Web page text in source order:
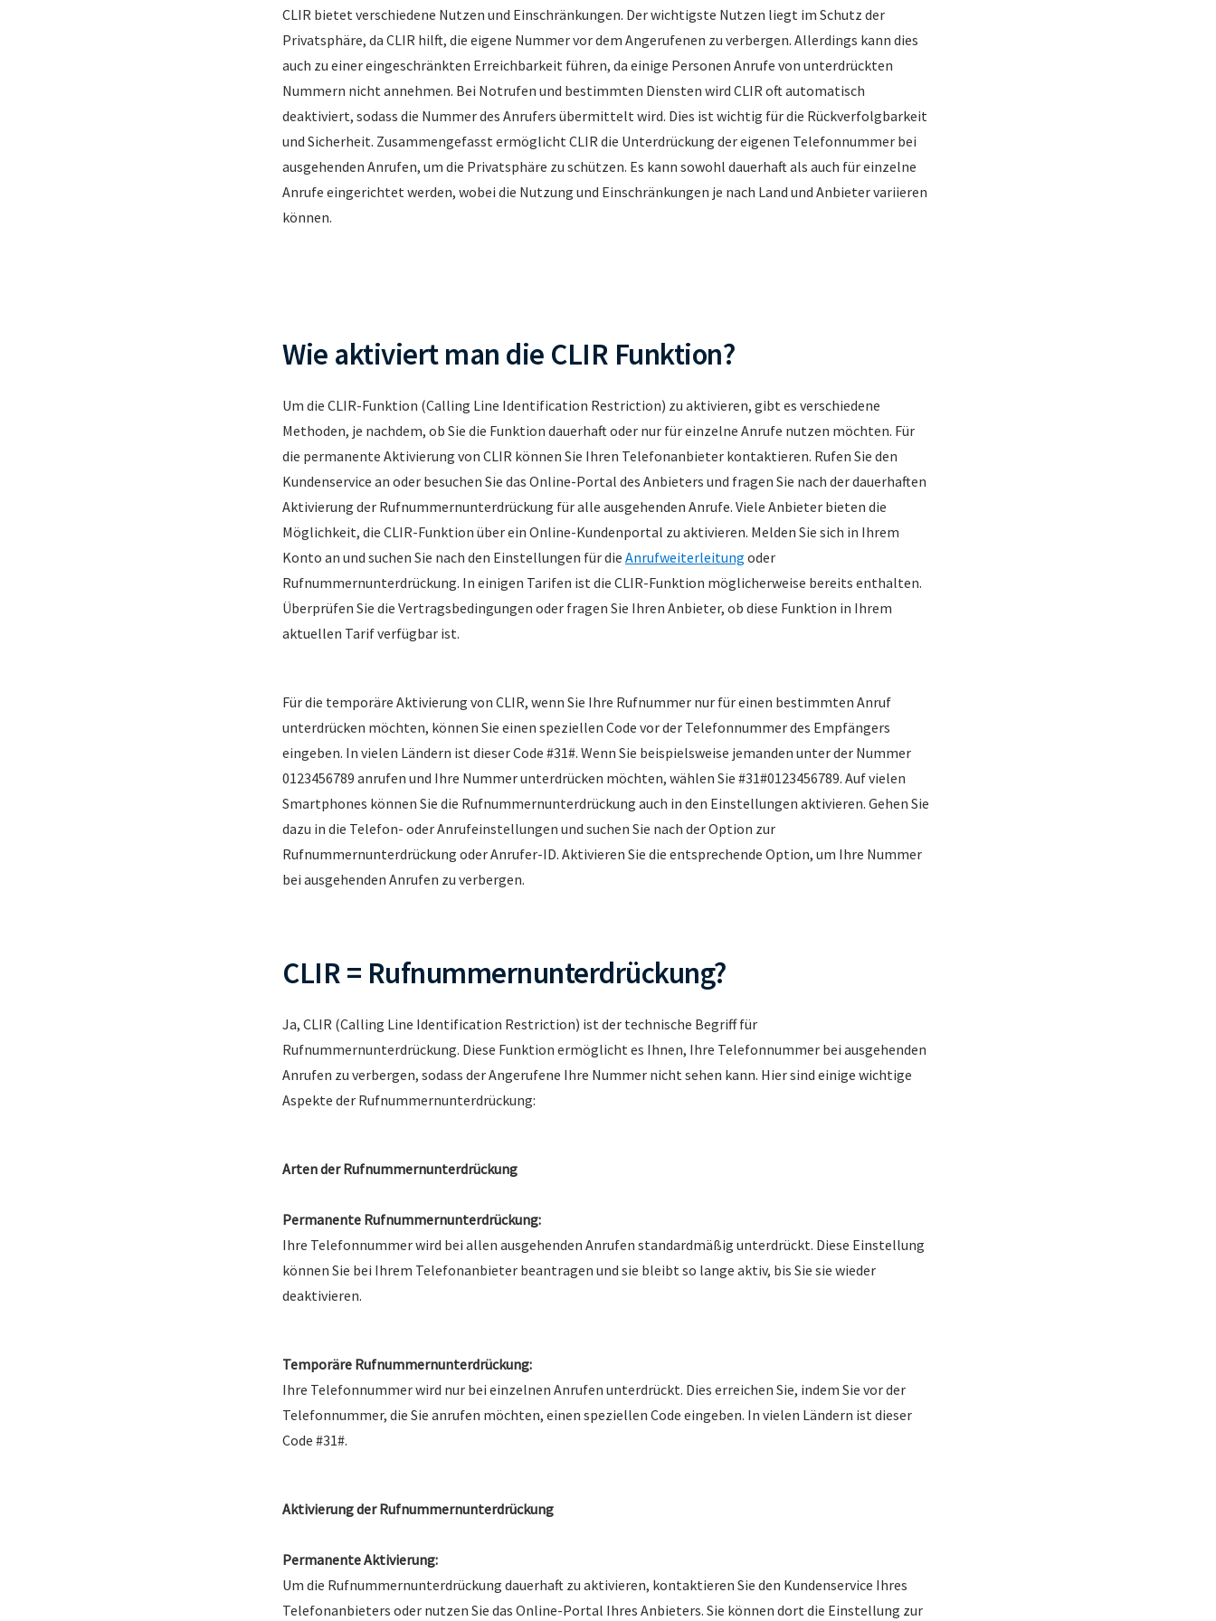
CLIR bietet verschiedene Nutzen und Einschränkungen. Der wichtigste Nutzen liegt im Schutz der
Privatsphäre, da CLIR hilft, die eigene Nummer vor dem Angerufenen zu verbergen. Allerdings kann dies
auch zu einer eingeschränkten Erreichbarkeit führen, da einige Personen Anrufe von unterdrückten
Nummern nicht annehmen. Bei Notrufen und bestimmten Diensten wird CLIR oft automatisch
deaktiviert, sodass die Nummer des Anrufers übermittelt wird. Dies ist wichtig für die Rückverfolgbarkeit
und Sicherheit. Zusammengefasst ermöglicht CLIR die Unterdrückung der eigenen Telefonnummer bei
ausgehenden Anrufen, um die Privatsphäre zu schützen. Es kann sowohl dauerhaft als auch für einzelne
Anrufe eingerichtet werden, wobei die Nutzung und Einschränkungen je nach Land und Anbieter variieren
können.
Wie aktiviert man die CLIR Funktion?
Um die CLIR-Funktion (Calling Line Identification Restriction) zu aktivieren, gibt es verschiedene
Methoden, je nachdem, ob Sie die Funktion dauerhaft oder nur für einzelne Anrufe nutzen möchten. Für
die permanente Aktivierung von CLIR können Sie Ihren Telefonanbieter kontaktieren. Rufen Sie den
Kundenservice an oder besuchen Sie das Online-Portal des Anbieters und fragen Sie nach der dauerhaften
Aktivierung der Rufnummernunterdrückung für alle ausgehenden Anrufe. Viele Anbieter bieten die
Möglichkeit, die CLIR-Funktion über ein Online-Kundenportal zu aktivieren. Melden Sie sich in Ihrem
Konto an und suchen Sie nach den Einstellungen für die Anrufweiterleitung oder
Rufnummernunterdrückung. In einigen Tarifen ist die CLIR-Funktion möglicherweise bereits enthalten.
Überprüfen Sie die Vertragsbedingungen oder fragen Sie Ihren Anbieter, ob diese Funktion in Ihrem
aktuellen Tarif verfügbar ist.
Für die temporäre Aktivierung von CLIR, wenn Sie Ihre Rufnummer nur für einen bestimmten Anruf
unterdrücken möchten, können Sie einen speziellen Code vor der Telefonnummer des Empfängers
eingeben. In vielen Ländern ist dieser Code #31#. Wenn Sie beispielsweise jemanden unter der Nummer
0123456789 anrufen und Ihre Nummer unterdrücken möchten, wählen Sie #31#0123456789. Auf vielen
Smartphones können Sie die Rufnummernunterdrückung auch in den Einstellungen aktivieren. Gehen Sie
dazu in die Telefon- oder Anrufeinstellungen und suchen Sie nach der Option zur
Rufnummernunterdrückung oder Anrufer-ID. Aktivieren Sie die entsprechende Option, um Ihre Nummer
bei ausgehenden Anrufen zu verbergen.
CLIR = Rufnummernunterdrückung?
Ja, CLIR (Calling Line Identification Restriction) ist der technische Begriff für
Rufnummernunterdrückung. Diese Funktion ermöglicht es Ihnen, Ihre Telefonnummer bei ausgehenden
Anrufen zu verbergen, sodass der Angerufene Ihre Nummer nicht sehen kann. Hier sind einige wichtige
Aspekte der Rufnummernunterdrückung:
Arten der Rufnummernunterdrückung
Permanente Rufnummernunterdrückung:
Ihre Telefonnummer wird bei allen ausgehenden Anrufen standardmäßig unterdrückt. Diese Einstellung
können Sie bei Ihrem Telefonanbieter beantragen und sie bleibt so lange aktiv, bis Sie sie wieder
deaktivieren.
Temporäre Rufnummernunterdrückung:
Ihre Telefonnummer wird nur bei einzelnen Anrufen unterdrückt. Dies erreichen Sie, indem Sie vor der
Telefonnummer, die Sie anrufen möchten, einen speziellen Code eingeben. In vielen Ländern ist dieser
Code #31#.
Aktivierung der Rufnummernunterdrückung
Permanente Aktivierung:
Um die Rufnummernunterdrückung dauerhaft zu aktivieren, kontaktieren Sie den Kundenservice Ihres
Telefonanbieters oder nutzen Sie das Online-Portal Ihres Anbieters. Sie können dort die Einstellung zur